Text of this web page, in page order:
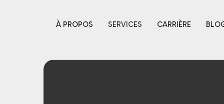
À PROPOS SERVICES CARRIÈRE